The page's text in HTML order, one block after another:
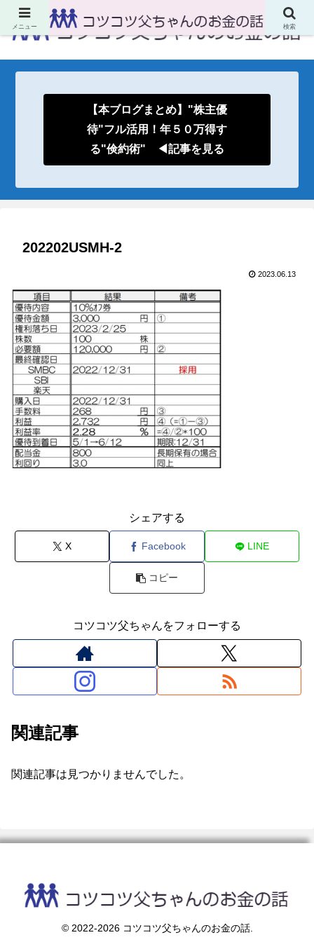
【本ブログまとめ】"株主優
待"フル活用！年５０万得す
る"倹約術" ◀記事を見る
202202USMH-2
2023.06.13
シェアする
X Facebook LINE
コピー
コツコツ父ちゃんをフォローする
関連記事
関連記事は見つかりませんでした。
© 2022-2026 コツコツ父ちゃんのお金の話.
メニュー 検索